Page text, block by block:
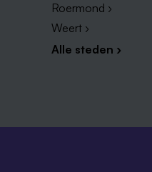
Roermond ›
Weert ›
Alle steden ›